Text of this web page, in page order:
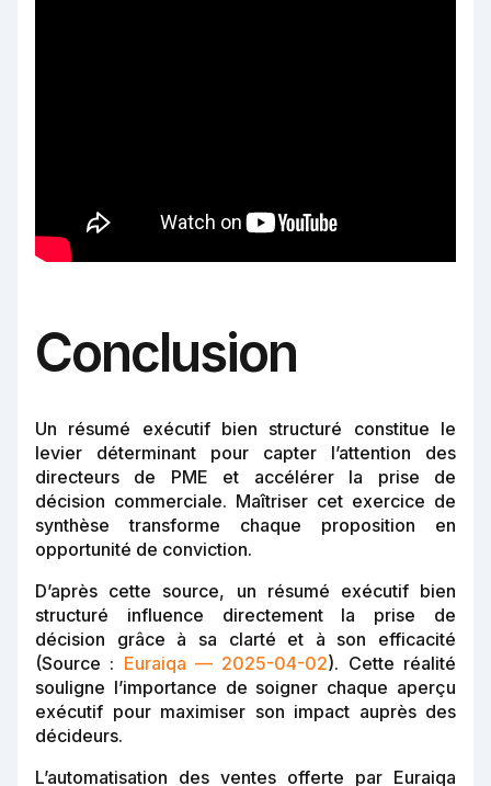
Conclusion
Un résumé exécutif bien structuré constitue le
levier déterminant pour capter l’attention des
directeurs de PME et accélérer la prise de
décision commerciale. Maîtriser cet exercice de
synthèse transforme chaque proposition en
opportunité de conviction.
D’après cette source, un résumé exécutif bien
structuré influence directement la prise de
décision grâce à sa clarté et à son efficacité
(Source : Euraiqa — 2025-04-02). Cette réalité
souligne l’importance de soigner chaque aperçu
exécutif pour maximiser son impact auprès des
décideurs.
L’automatisation des ventes offerte par Euraiqa